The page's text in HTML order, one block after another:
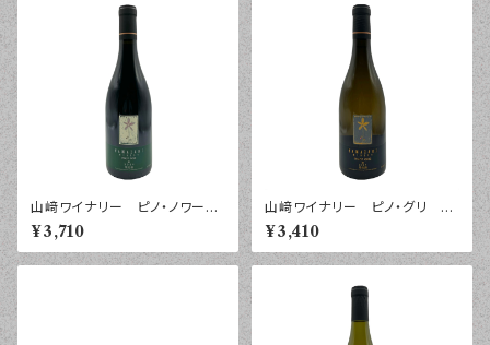
山﨑ワイナリー ピノ・ノワー
ル 緑 ２０２４年 ７５０ｍｌ
¥3,710
山﨑ワイナリー ピノ・グリ
紺 ２０２４年 ７５０ｍｌ
¥3,410